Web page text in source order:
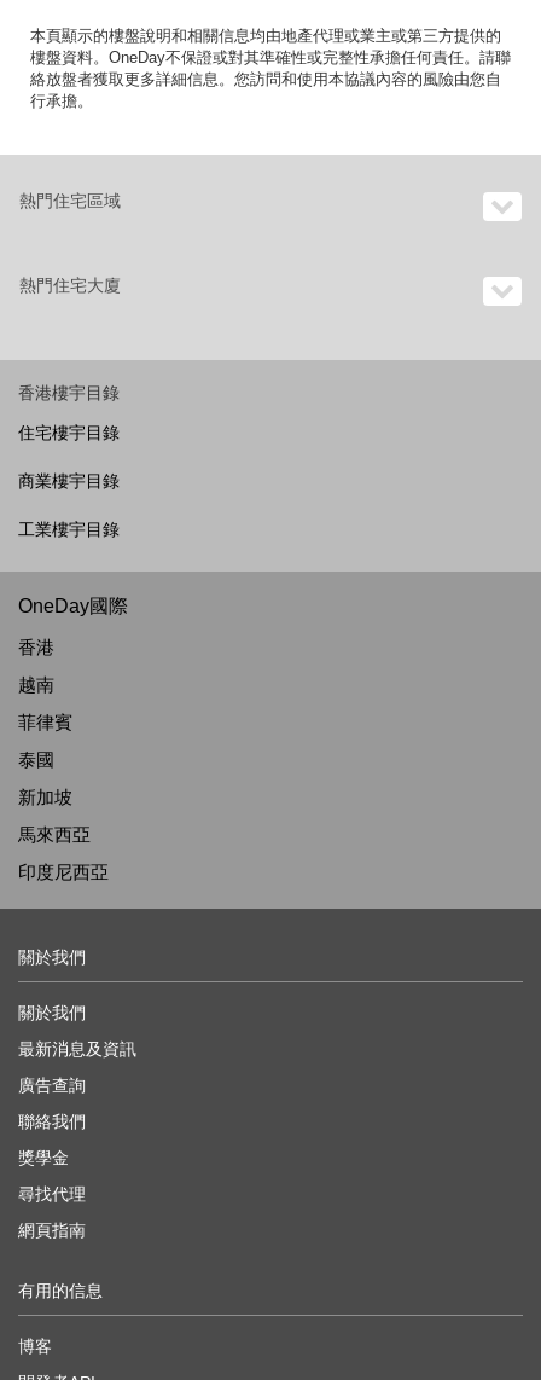
本頁顯示的樓盤說明和相關信息均由地產代理或業主或第三方提供的
樓盤資料。OneDay不保證或對其準確性或完整性承擔任何責任。請聯
絡放盤者獲取更多詳細信息。您訪問和使用本協議內容的風險由您自
行承擔。
熱門住宅區域
熱門住宅大廈
香港樓宇目錄
住宅樓宇目錄
商業樓宇目錄
工業樓宇目錄
OneDay國際
香港
越南
菲律賓
泰國
新加坡
馬來西亞
印度尼西亞
關於我們
關於我們
最新消息及資訊
廣告查詢
聯絡我們
獎學金
尋找代理
網頁指南
有用的信息
博客